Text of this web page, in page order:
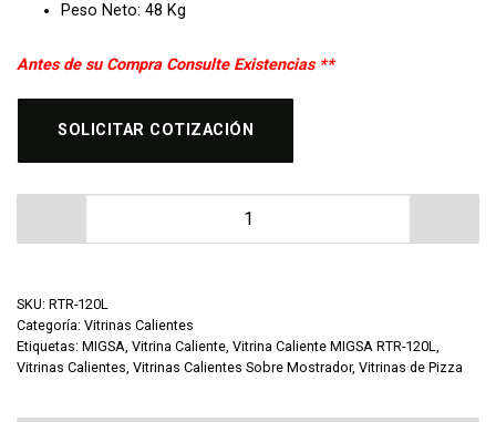
Peso Neto: 48 Kg
Antes de su Compra Consulte Existencias **
SOLICITAR COTIZACIÓN
Vitrina Caliente MIGSA RTR-120L cantidad
SKU: RTR-120L
Categoría: Vitrinas Calientes
Etiquetas: MIGSA, Vitrina Caliente, Vitrina Caliente MIGSA RTR-120L,
Vitrinas Calientes, Vitrinas Calientes Sobre Mostrador, Vitrinas de Pizza